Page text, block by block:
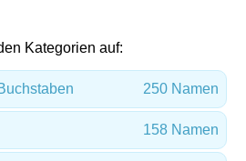
Kategorien auf:
250 Namen
158 Namen